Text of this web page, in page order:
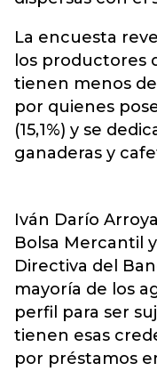
La encuesta
los productores
tienen menos
por quienes
(15,1%) y se
ganaderas y
Iván Darío
Bolsa Mercantil
Directiva del
mayoría de los
perfil para ser
tienen esas
por préstamos